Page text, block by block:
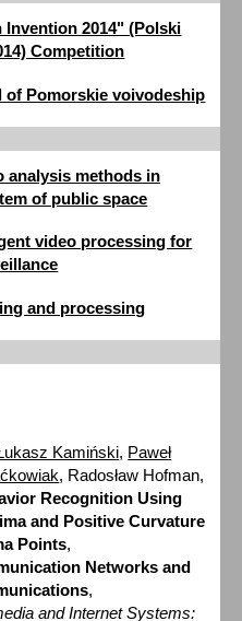
Invention 2014" (Polski
Competition
of Pomorskie voivodeship
analysis methods in
of public space
video processing for
and processing
Kamiński, Paweł
, Radosław Hofman,
Recognition Using
and Positive Curvature
Points,
Networks and
,
and Internet Systems: